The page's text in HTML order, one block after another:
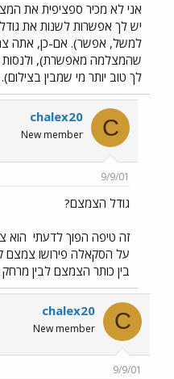
אני לא מכיר ספציפית את
יש לך אפשרות לשנות את
למשל, אפשר). אם-כן, אתה
שהמצלמה מאפשרת), ולנסות
לך טוב יותר מי שמבין בצילום).
C
chalex20
New member
9/9/01
גודל הצמצם?
זה טיפה הפוך לדעתי הוא
בין כותר הצמצם לבין
C
chalex20
New member
9/9/01